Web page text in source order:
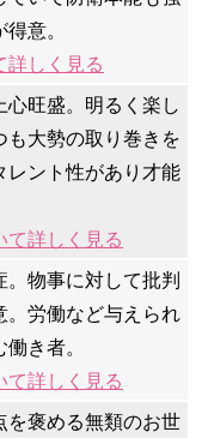
意。
しく見る
心旺盛。明るく楽し
も大勢の取り巻きを
レント性があり才能
詳しく見る
物事に対して批判
。労働など与えられ
き者。
詳しく見る
を褒める無類のお世